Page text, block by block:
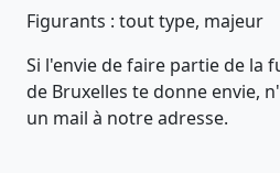
Figurants : tout type, majeur
Si l'envie de faire partie de la
de Bruxelles te donne envie,
un mail à notre adresse.